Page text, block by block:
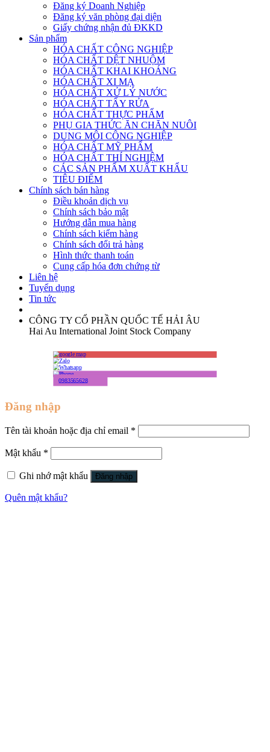
Đăng ký Doanh Nghiệp
Đăng ký văn phòng đại diện
Giấy chứng nhận đủ ĐKKD
Sản phẩm
HÓA CHẤT CÔNG NGHIỆP
HÓA CHẤT DỆT NHUỘM
HÓA CHẤT KHAI KHOÁNG
HÓA CHẤT XI MẠ
HÓA CHẤT XỬ LÝ NƯỚC
HÓA CHẤT TẨY RỬA
HÓA CHẤT THỰC PHẨM
PHỤ GIA THỨC ĂN CHĂN NUÔI
DUNG MÔI CÔNG NGHIỆP
HÓA CHẤT MỸ PHẨM
HÓA CHẤT THÍ NGHIỆM
CÁC SẢN PHẨM XUẤT KHẨU
TIÊU ĐIỂM
Chính sách bán hàng
Điều khoản dịch vụ
Chính sách bảo mật
Hướng dẫn mua hàng
Chính sách kiểm hàng
Chính sách đổi trả hàng
Hình thức thanh toán
Cung cấp hóa đơn chứng từ
Liên hệ
Tuyển dụng
Tin tức
CÔNG TY CỔ PHẦN QUỐC TẾ HẢI ÂU
Hai Au International Joint Stock Company
0983565628
Đăng nhập
Tên tài khoản hoặc địa chỉ email *
Mật khẩu *
Ghi nhớ mật khẩu Đăng nhập
Quên mật khẩu?